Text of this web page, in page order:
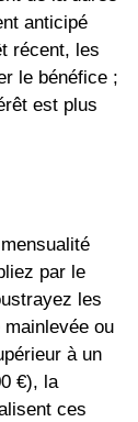
anticipé
récent, les
le bénéfice ;
est plus
par le
les
ou
à un
€), la
ces